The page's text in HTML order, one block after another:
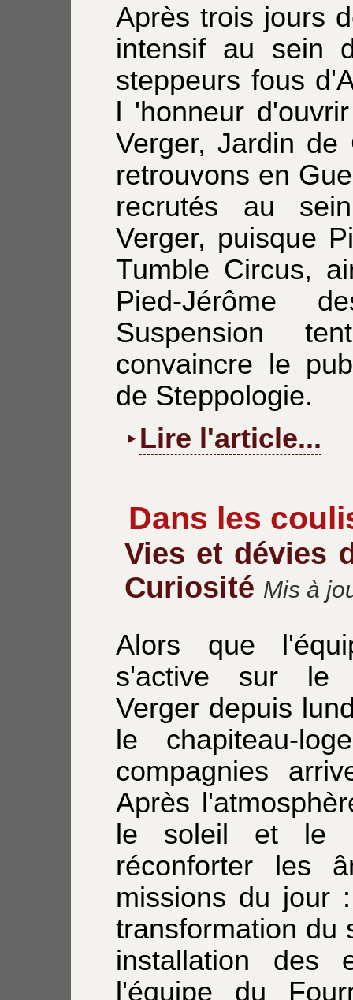
Après trois jours
intensif au sein
steppeurs fous
l 'honneur
Verger, Jardin
retrouvons en
recrutés au
Verger, puisque
Tumble Circus,
Pied-Jérôme
Suspension
convaincre le
de Steppologie.
Lire l'article...
Dans les
Vies et dévies
Curiosité Mis à
Alors que
s'active sur le
Verger depuis
le chapiteau-
compagnies
Après
le soleil et le
réconforter les
missions du jour
transformation du
installation des
l'équipe du